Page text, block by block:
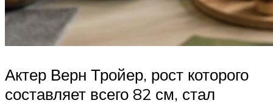
Актер Верн Тройер, рост которого
составляет всего 82 см, стал